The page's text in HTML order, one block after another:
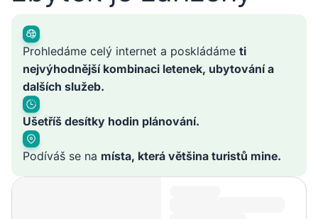
Prohledáme celý internet a poskládáme ti
nejvýhodnější kombinaci letenek, ubytování a
dalších služeb.
Ušetříš desítky hodin plánování.
Podíváš se na místa, která většina turistů mine.